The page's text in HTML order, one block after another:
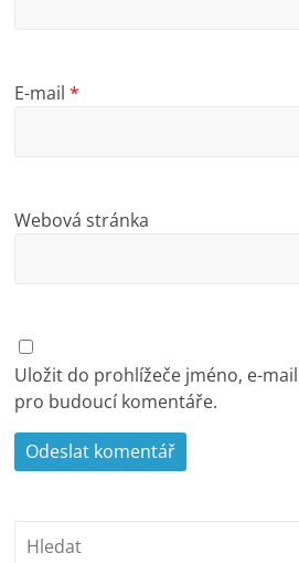
E-mail*
Webová stránka
Uložit do prohlížeče jméno, e-
pro budoucí komentáře.